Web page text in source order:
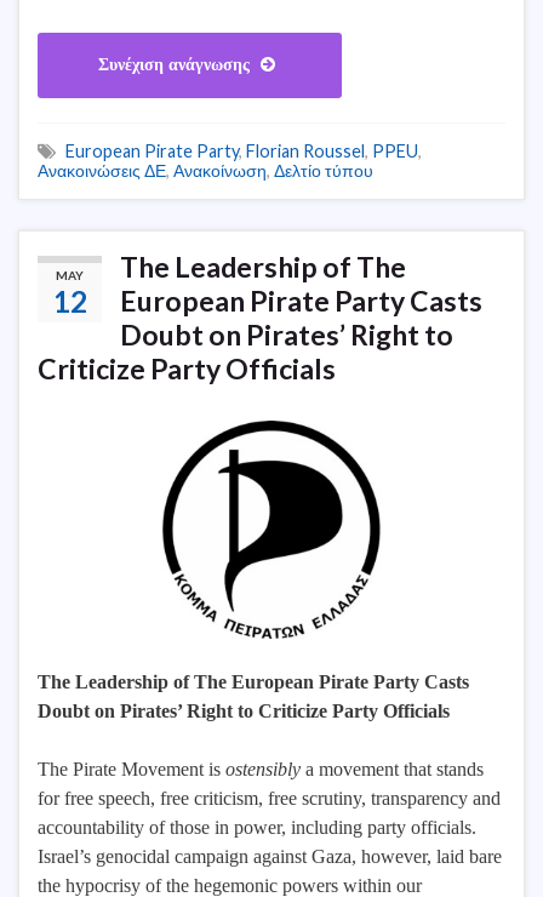
Συνέχιση ανάγνωσης
European Pirate Party, Florian Roussel, PPEU,
Ανακοινώσεις ΔΕ, Ανακοίνωση, Δελτίο τύπου
MAY
12
The Leadership of The
European Pirate Party Casts
Doubt on Pirates’ Right to
Criticize Party Officials
The Leadership of The European Pirate Party Casts
Doubt on Pirates’ Right to Criticize Party Officials
The Pirate Movement is ostensibly a movement that stands
for free speech, free criticism, free scrutiny, transparency and
accountability of those in power, including party officials.
Israel’s genocidal campaign against Gaza, however, laid bare
the hypocrisy of the hegemonic powers within our